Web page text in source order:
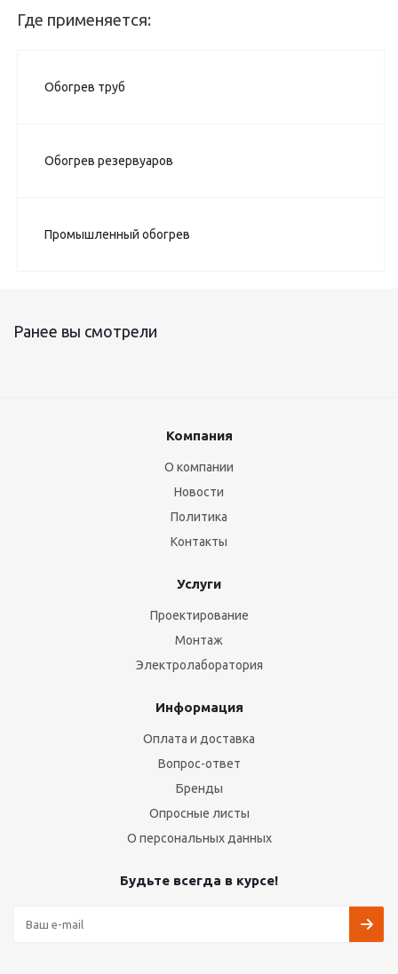
Где применяется:
Обогрев труб
Обогрев резервуаров
Промышленный обогрев
Ранее вы смотрели
Компания
О компании
Новости
Политика
Контакты
Услуги
Проектирование
Монтаж
Электролаборатория
Информация
Оплата и доставка
Вопрос-ответ
Бренды
Опросные листы
О персональных данных
Будьте всегда в курсе!